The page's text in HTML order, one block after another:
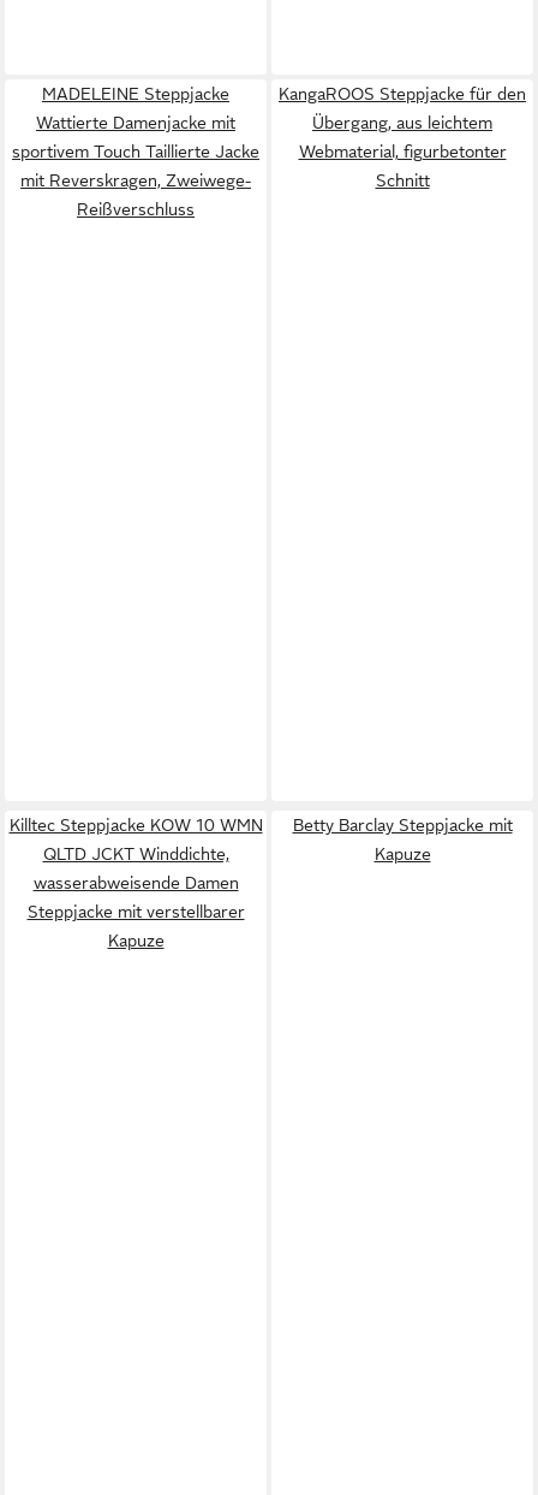
MADELEINE Steppjacke
Wattierte Damenjacke mit
sportivem Touch Taillierte Jacke
mit Reverskragen, Zweiwege-
Reißverschluss
KangaROOS Steppjacke für den
Übergang, aus leichtem
Webmaterial, figurbetonter
Schnitt
Killtec Steppjacke KOW 10 WMN
QLTD JCKT Winddichte,
wasserabweisende Damen
Steppjacke mit verstellbarer
Kapuze
Betty Barclay Steppjacke mit
Kapuze